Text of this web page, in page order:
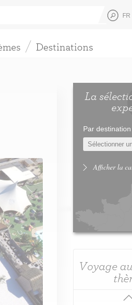
FR
Destinations
La
Par destination
Afficher la
Voyage